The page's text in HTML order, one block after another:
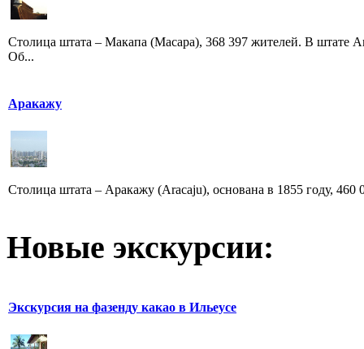
Столица штата – Макапа (Macapa), 368 397 жителей. В штате
Об...
Аракажу
Столица штата – Аракажу (Aracaju), основана в 1855 году,
Новые экскурсии:
Экскурсия на фазенду какао в Ильеусе